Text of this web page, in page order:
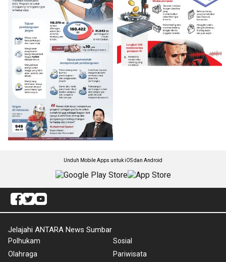
Unduh Mobile Apps untuk iOS dan Android
Jelajahi ANTARA News Sumbar
Polhukam
Olahraga
Sosial
Pariwisata